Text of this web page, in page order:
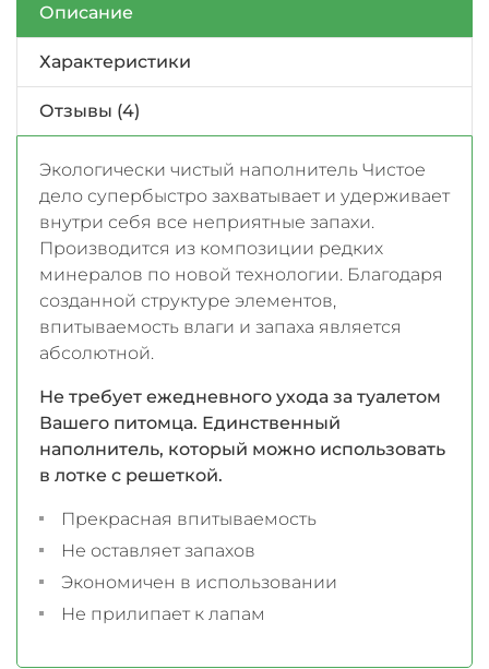
Описание
Характеристики
Отзывы (4)
Экологически чистый наполнитель Чистое
дело супербыстро захватывает и удерживает
внутри себя все неприятные запахи.
Производится из композиции редких
минералов по новой технологии. Благодаря
созданной структуре элементов,
впитываемость влаги и запаха является
абсолютной.
Не требует ежедневного ухода за туалетом
Вашего питомца. Единственный
наполнитель, который можно использовать
в лотке с решеткой.
Прекрасная впитываемость
Не оставляет запахов
Экономичен в использовании
Не прилипает к лапам